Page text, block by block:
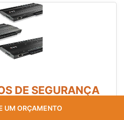
DE SEGURANÇA
UM ORÇAMENTO